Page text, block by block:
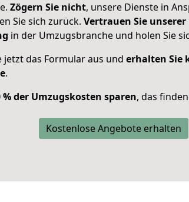
Zögern Sie nicht, unsere Dienste in
Sie sich zurück. Vertrauen Sie unserer
in der Umzugsbranche und holen Sie
jetzt das Formular aus und erhalten Sie
.
% der Umzugskosten sparen, das
Kostenlose Angebote erhalten